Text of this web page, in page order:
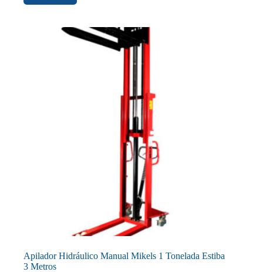
Apilador Hidráulico Manual Mikels 1 Tonelada Estiba
3 Metros